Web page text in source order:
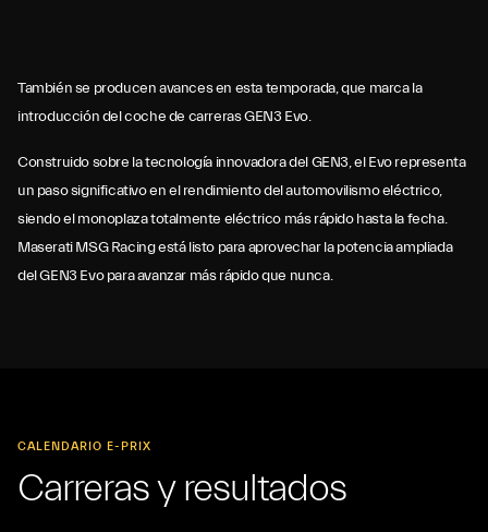
También se producen avances en esta temporada, que marca la
introducción del coche de carreras GEN3 Evo.
Construido sobre la tecnología innovadora del GEN3, el Evo representa
un paso significativo en el rendimiento del automovilismo eléctrico,
siendo el monoplaza totalmente eléctrico más rápido hasta la fecha.
Maserati MSG Racing está listo para aprovechar la potencia ampliada
del GEN3 Evo para avanzar más rápido que nunca.
CALENDARIO E-PRIX
Carreras y resultados